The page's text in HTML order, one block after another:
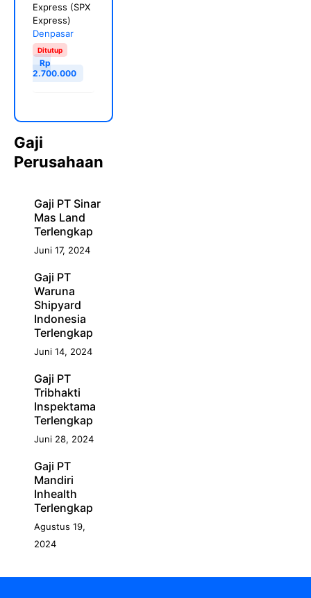
Express (SPX
Express)
Denpasar
Ditutup
Rp
2.700.000
Gaji
Perusahaan
Gaji PT Sinar
Mas Land
Terlengkap
Juni 17, 2024
Gaji PT
Waruna
Shipyard
Indonesia
Terlengkap
Juni 14, 2024
Gaji PT
Tribhakti
Inspektama
Terlengkap
Juni 28, 2024
Gaji PT
Mandiri
Inhealth
Terlengkap
Agustus 19,
2024